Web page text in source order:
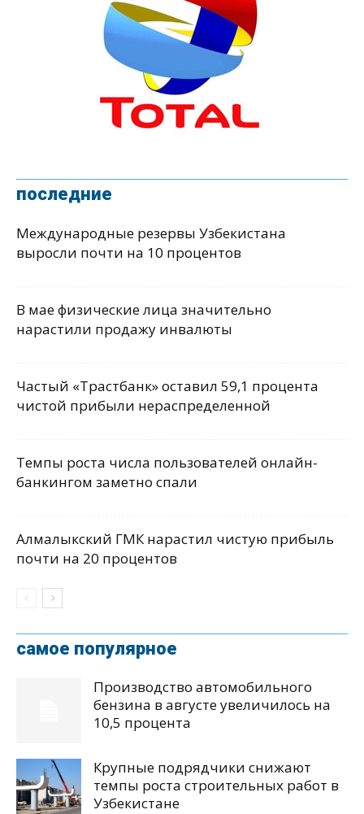
последние
Международные резервы Узбекистана
выросли почти на 10 процентов
В мае физические лица значительно
нарастили продажу инвалюты
Частый «Трастбанк» оставил 59,1 процента
чистой прибыли нераспределенной
Темпы роста числа пользователей онлайн-
банкингом заметно спали
Алмалыкский ГМК нарастил чистую прибыль
почти на 20 процентов
самое популярное
Производство автомобильного
бензина в августе увеличилось на
10,5 процента
Крупные подрядчики снижают
темпы роста строительных работ в
Узбекистане